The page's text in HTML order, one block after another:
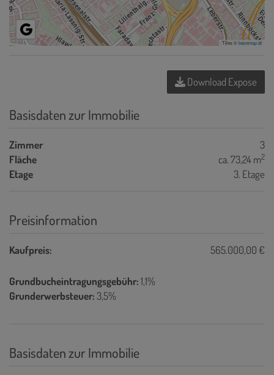
Tiles ©basemap.at
Download Expose
Basisdaten zur Immobilie
Zimmer
3
Fläche
ca. 73,24 m2
Etage 3. Etage
Preisinformation
Kaufpreis: 565.000,00 €
Grundbucheintragungsgebühr:1,1%
Grunderwerbsteuer:3,5%
Basisdaten zur Immobilie